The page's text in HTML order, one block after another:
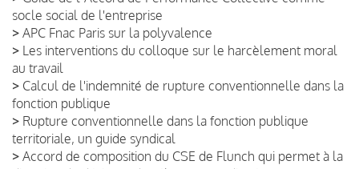
socle social de l'entreprise
> APC Fnac Paris sur la polyvalence
> Les interventions du colloque sur le harcèlement moral
au travail
> Calcul de l'indemnité de rupture conventionnelle dans la
fonction publique
> Rupture conventionnelle dans la fonction publique
territoriale, un guide syndical
> Accord de composition du CSE de Flunch qui permet à la